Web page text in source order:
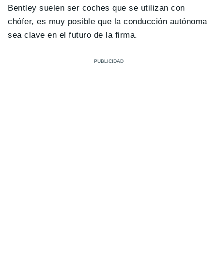
Bentley suelen ser coches que se utilizan con
chófer, es muy posible que la conducción autónoma
sea clave en el futuro de la firma.